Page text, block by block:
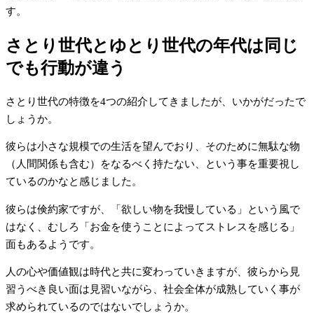
す。
さとり世代とゆとり世代の年代は同じ
でも行動が違う
さとり世代の特徴を4つの紹介してきましたが、いかがだったで
しょうか。
彼らは小さな規模での生活を望んでおり、そのために無駄な物
（人間関係も含む）をなるべく持たない、という事を重要視し
ているのかなと感じました。
彼らは倹約家ですが、「欲しい物を我慢している」という風で
はなく、むしろ「お金を使うことによってストレスを感じる」
面もあるようです。
人の心や価値観は時代と共に変わっていきますが、彼らから見
習うべき良い面は見習いながら、社会全体が成熟していく事が
求められているのではないでしょうか。